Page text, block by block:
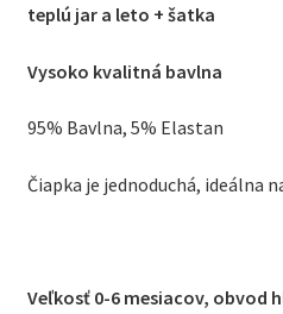
teplú jar a leto + šatka
Vysoko kvalitná bavlna
95% Bavlna, 5% Elastan
Čiapka je jednoduchá, ideálna
Veľkosť 0-6 mesiacov, obvod